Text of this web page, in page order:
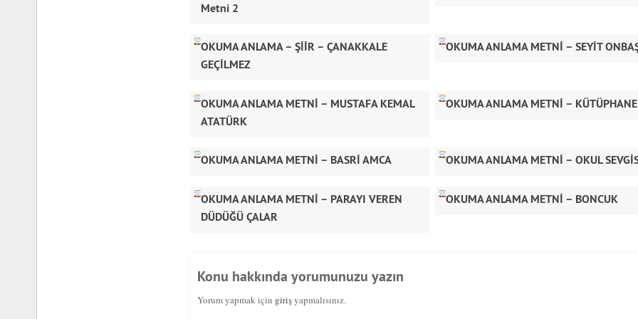
Metni 2
OKUMA ANLAMA – ŞİİR – ÇANAKKALE
GEÇİLMEZ
OKUMA ANLAMA METNİ – SEYİT
OKUMA ANLAMA METNİ – MUSTAFA KEMAL
ATATÜRK
OKUMA ANLAMA METNİ – KÜTÜPHANE
OKUMA ANLAMA METNİ – BASRİ AMCA OKUMA ANLAMA METNİ – OKUL
OKUMA ANLAMA METNİ – PARAYI VEREN
DÜDÜĞÜ ÇALAR
OKUMA ANLAMA METNİ – BONCUK
Konu hakkında yorumunuzu yazın
Yorum yapmak için girişyapmalısınız.